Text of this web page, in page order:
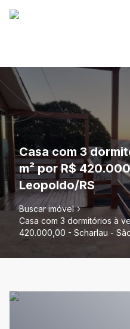
Casa com 3
m² por R$
Leopoldo/RS
Buscar imóvel
Casa com 3 dormitórios à
420.000,00 - Scharlau -